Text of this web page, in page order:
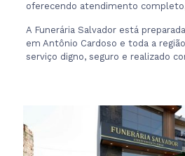
oferecendo atendimento
A Funerária Salvador está
em Antônio Cardoso e toda a
serviço digno, seguro e realizado